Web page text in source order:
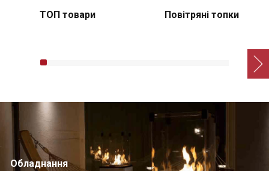
ТОП товари Повітряні топки
Обладнання